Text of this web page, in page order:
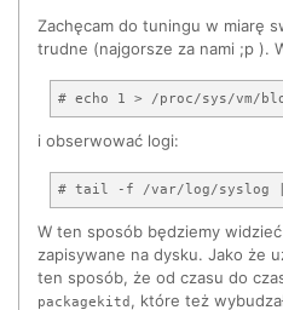
Zachęcam do tuningu w miarę
trudne (najgorsze za nami ;p ).
i obserwować logi:
W ten sposób będziemy
zapisywane na dysku. Jako że
ten sposób, że od czasu do
packagekitd , które też